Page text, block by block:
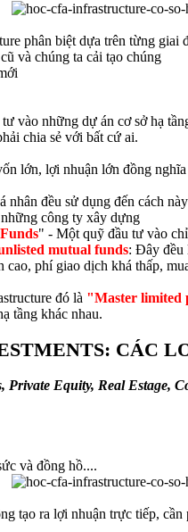
phân biệt dựa trên từng giai
và chúng ta cải tạo chúng
vào những dự án cơ sở hạ
chia sẻ với bất cứ ai.
lớn, lợi nhuận lớn đồng
nhân đều sử dụng đến cách
công ty xây dựng
" - Một quỹ đầu tư vào
mutual funds: Đây đều
phí giao dịch khá thấp,
đó là "Master limited
tầng khác nhau.
CÁC
Private Equity, Real Estage,
và đồng hồ....
tạo ra lợi nhuận trực tiếp,